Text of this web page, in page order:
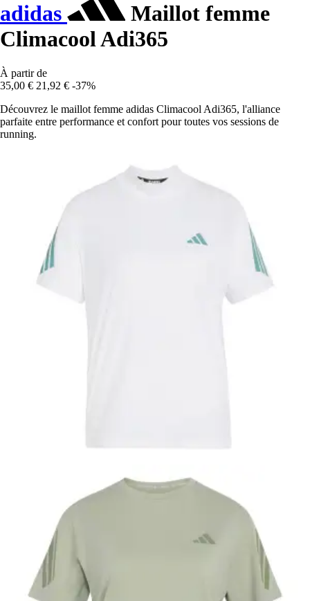
adidas
Maillot femme
Climacool Adi365
À partir de
35,00 € 21,92 € -37%
Découvrez le maillot femme adidas Climacool Adi365, l'alliance
parfaite entre performance et confort pour toutes vos sessions de
running.